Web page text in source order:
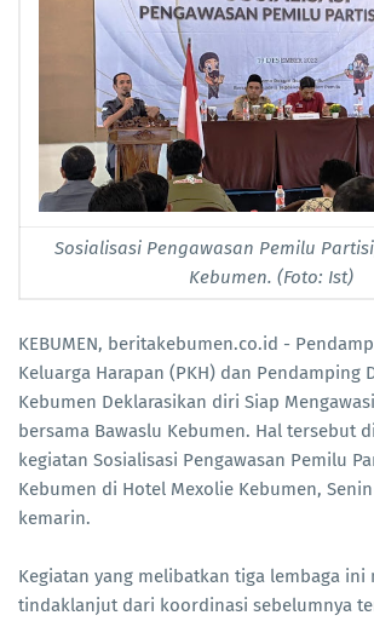
Sosialisasi Pengawasan Pemilu
Kebumen. (Foto: Ist)
KEBUMEN, beritakebumen.co.id -
Keluarga Harapan (PKH) dan Pendamping
Kebumen Deklarasikan diri Siap
bersama Bawaslu Kebumen. Hal tersebut
kegiatan Sosialisasi Pengawasan Pemilu
Kebumen di Hotel Mexolie Kebumen,
kemarin.
Kegiatan yang melibatkan tiga lembaga ini
tindaklanjut dari koordinasi sebelumnya